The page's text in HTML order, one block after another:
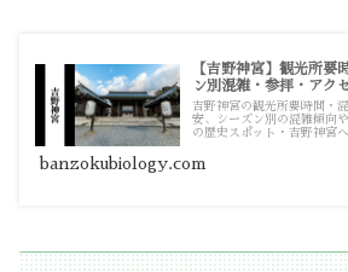
【吉野神宮】観光所要
ン別混雑・参拝・アク
吉野神宮の観光所要時間・
安、シーズン別の混雑傾向
の歴史スポット・吉野神宮
banzokubiology.com